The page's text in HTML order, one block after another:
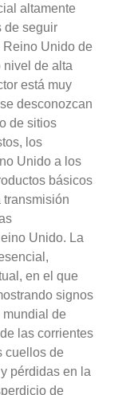
altamente
de seguir
Reino Unido de
nivel de alta
está muy
desconozcan
de sitios
los
Unido a los
básicos
Unido. La
en el que
signos
de
las corrientes
cuellos de
pérdidas en la
de